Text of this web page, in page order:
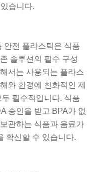
습니다.
안전 플라스틱은 식품
솔루션의 필수 구성
서는 사용되는 플라스
와 환경에 친화적인 제
필수적입니다. 식품
승인을 받고 BPA가 없
관하는 식품과 음료가
확신할 수 있습니다.